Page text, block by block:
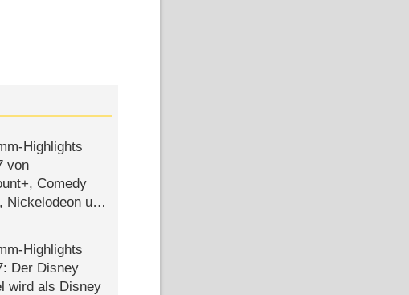
Highlights
von
Comedy
Nickelodeon und
Highlights
Der Disney
wird als Disney